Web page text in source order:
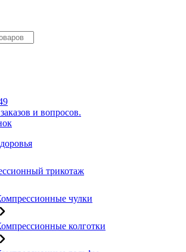
и вопросов.
трикотаж
чулки
колготки